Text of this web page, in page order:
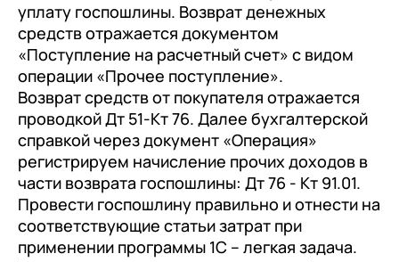
уплату госпошлины. Возврат денежных
средств отражается документом
«Поступление на расчетный счет» с видом
операции «Прочее поступление».
Возврат средств от покупателя отражается
проводкой Дт 51-Кт 76. Далее бухгалтерской
справкой через документ «Операция»
регистрируем начисление прочих доходов в
части возврата госпошлины: Дт 76 - Кт 91.01.
Провести госпошлину правильно и отнести на
соответствующие статьи затрат при
применении программы 1С – легкая задача.